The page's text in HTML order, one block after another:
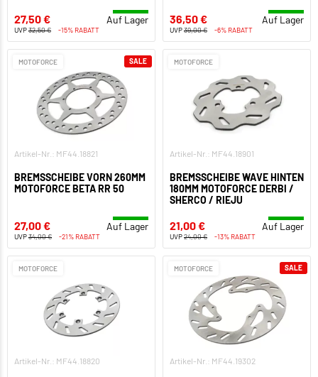
27,50 € Auf Lager
UVP32,50 € -15% RABATT
36,50 € Auf Lager
UVP39,00 € -6% RABATT
MOTOFORCE
Artikel-Nr.: MF44.18821
BREMSSCHEIBE VORN 260MM
MOTOFORCE BETA RR 50
27,00 € Auf Lager
UVP34,00 € -21% RABATT
SALE MOTOFORCE
Artikel-Nr.: MF44.18901
BREMSSCHEIBE WAVE HINTEN
180MM MOTOFORCE DERBI /
SHERCO / RIEJU
21,00 € Auf Lager
UVP24,00 € -13% RABATT
MOTOFORCE
Artikel-Nr.: MF44.18820
MOTOFORCE
Artikel-Nr.: MF44.19302
SALE